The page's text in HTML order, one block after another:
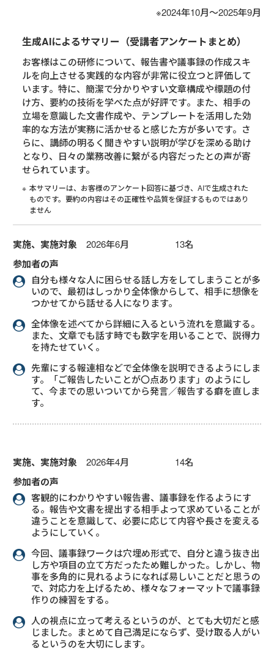
※2024年10月～2025年9月
生成AIによるサマリー（受講者アンケートまとめ）
お客様はこの研修について、報告書や議事録の作成スキ
ルを向上させる実践的な内容が非常に役立つと評価して
います。特に、簡潔で分かりやすい文章構成や標題の付
け方、要約の技術を学べた点が好評です。また、相手の
立場を意識した文書作成や、テンプレートを活用した効
率的な方法が実務に活かせると感じた方が多いです。さ
らに、講師の明るく聞きやすい説明が学びを深める助け
となり、日々の業務改善に繋がる内容だったとの声が寄
せられています。
本サマリーは、お客様のアンケート回答に基づき、AIで生成された
ものです。要約の内容はその正確性や品質を保証するものではあり
ません
実施、実施対象 2026年6月 13名
参加者の声
自分も様々な人に困らせる話し方をしてしまうことが多
いので、最初はしっかり全体像からして、相手に想像を
つかせてから話せる人になります。
全体像を述べてから詳細に入るという流れを意識する。
また、文章でも話す時でも数字を用いることで、説得力
を持たせていく。
先輩にする報連相などで全体像を説明できるようにしま
す。「ご報告したいことが〇点あります」のようにし
て、今までの思いついてから発言／報告する癖を直しま
す。
実施、実施対象 2026年4月 14名
参加者の声
客観的にわかりやすい報告書、議事録を作るようにす
る。報告や文書を提出する相手よって求めていることが
違うことを意識して、必要に応じて内容や長さを変える
ようにしていく。
今回、議事録ワークは穴埋め形式で、自分と違う抜き出
し方や項目の立て方だったため難しかった。しかし、物
事を多角的に見れるようになれば易しいことだと思うの
で、対応力を上げるため、様々なフォーマットで議事録
作りの練習をする。
人の視点に立って考えるというのが、とても大切だと感
じました。まとめて自己満足にならず、受け取る人がい
るというのを大切にします。